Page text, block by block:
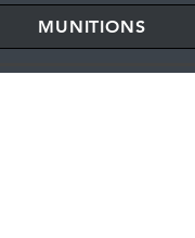
MUNITIONS